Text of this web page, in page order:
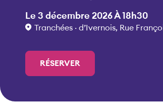
Le 3 décembre 2026 À 18h30
Tranchées · d’Ivernois, Rue
RÉSERVER